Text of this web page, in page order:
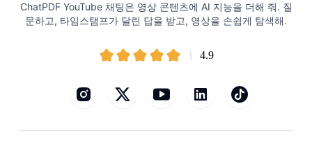
ChatPDF YouTube 채팅은 영상 콘텐츠에 AI 지능을 더해 줘. 질
문하고, 타임스탬프가 달린 답을 받고, 영상을 손쉽게 탐색해.
4.9